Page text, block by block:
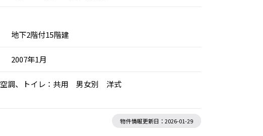
地下2階付15階建
2007年1月
空調、トイレ：共用 男女別 洋式
物件情報更新日：2026-01-29